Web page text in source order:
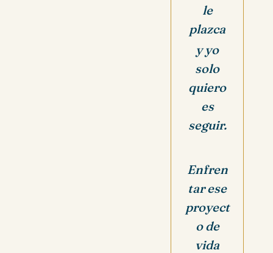
le
plazca
y yo
solo
quiero
es
seguir.
Enfren
tar ese
proyect
o de
vida